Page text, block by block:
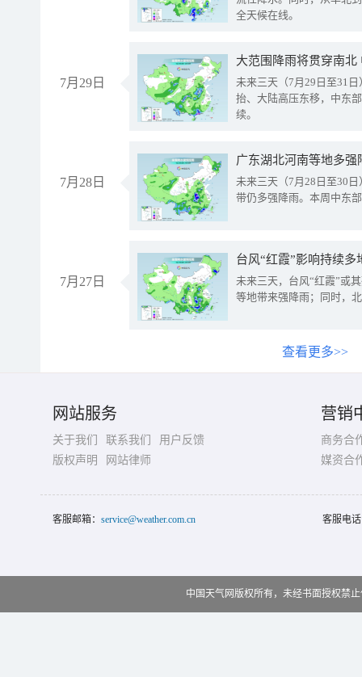
全天候在线。
7月29日
大范围降雨将贯穿南
未来三天（7月29日至31
抬、大陆高压东移，中东
续。
7月28日
广东湖北河南等地多
未来三天（7月28日至30
带仍多强降雨。本周中东
7月27日
台风“红霞”影响持续
未来三天，台风“红霞”或
等地带来强降雨；同时，
查看更多>>
网站服务
关于我们 联系我们
用户反馈
版权声明
网站律师
营销
商务合
媒资合
客服邮箱： service@weather.com.cn 客服电
中国天气网版权所有，未经书面授权